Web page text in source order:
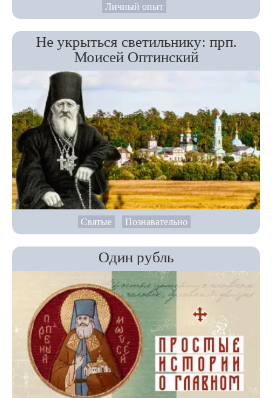
Личный опыт
Не укрыться светильнику: прп.
Моисей Оптинский
Святые Познавательно
Один рубль